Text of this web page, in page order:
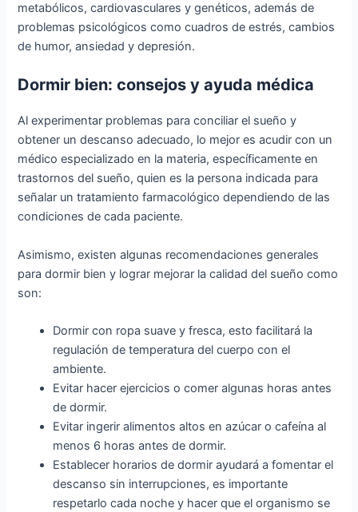
metabólicos, cardiovasculares y genéticos, además de
problemas psicológicos como cuadros de estrés, cambios
de humor, ansiedad y depresión.
Dormir bien: consejos y ayuda médica
Al experimentar problemas para conciliar el sueño y
obtener un descanso adecuado, lo mejor es acudir con un
médico especializado en la materia, específicamente en
trastornos del sueño, quien es la persona indicada para
señalar un tratamiento farmacológico dependiendo de las
condiciones de cada paciente.
Asimismo, existen algunas recomendaciones generales
para dormir bien y lograr mejorar la calidad del sueño como
son:
Dormir con ropa suave y fresca, esto facilitará la
regulación de temperatura del cuerpo con el
ambiente.
Evitar hacer ejercicios o comer algunas horas antes
de dormir.
Evitar ingerir alimentos altos en azúcar o cafeína al
menos 6 horas antes de dormir.
Establecer horarios de dormir ayudará a fomentar el
descanso sin interrupciones, es importante
respetarlo cada noche y hacer que el organismo se